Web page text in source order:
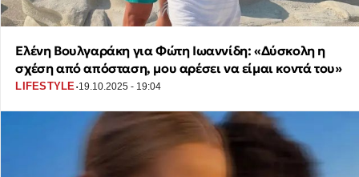
Ελένη Βουλγαράκη για Φώτη Ιωαννίδη: «Δύσκολη η
σχέση από απόσταση, μου αρέσει να είμαι κοντά του»
LIFESTYLE·19.10.2025 - 19:04